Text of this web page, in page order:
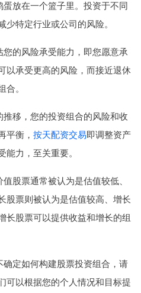
放在一个篮子里。投资于不同
特定行业或公司的风险。
的风险承受能力，即您愿意承
以承受更高的风险，而接近退休
。
移，您的投资组合的风险和收
平衡， 按天配资交易即调整资产
力，至关重要。
股票通常被认为是估值较低、
股票则被认为是估值较高、增长
长股票可以提供收益和增长的组
定如何构建股票投资组合，请
可以根据您的个人情况和目标提